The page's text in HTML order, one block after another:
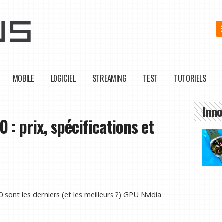
MOBILE LOGICIEL STREAMING TEST TUTORIELS
: prix, spécifications et
les derniers (et les meilleurs ?) GPU Nvidia